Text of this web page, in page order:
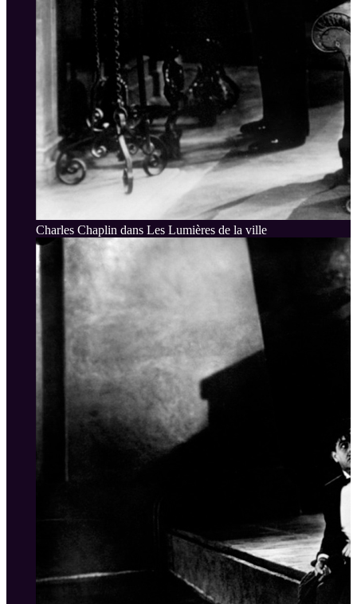
Charles Chaplin dans Les Lumières de la ville